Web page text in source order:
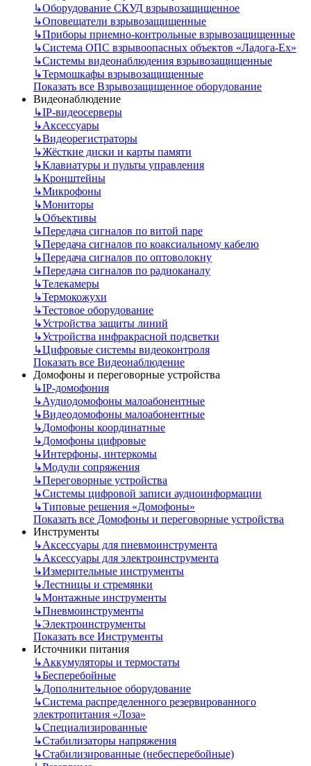
↳Оборудование СКУД взрывозащищенное
↳Оповещатели взрывозащищенные
↳Приборы приемно-контрольные взрывозащищенные
↳Система ОПС взрывоопасных объектов «Ладога-Ex»
↳Системы видеонаблюдения взрывозащищенные
↳Термошкафы взрывозащищенные
Показать все Взрывозащищенное оборудование
Видеонаблюдение
↳IP-видеосерверы
↳Аксессуары
↳Видеорегистраторы
↳Жёсткие диски и карты памяти
↳Клавиатуры и пульты управления
↳Кронштейны
↳Микрофоны
↳Мониторы
↳Объективы
↳Передача сигналов по витой паре
↳Передача сигналов по коаксиальному кабелю
↳Передача сигналов по оптоволокну
↳Передача сигналов по радиоканалу
↳Телекамеры
↳Термокожухи
↳Тестовое оборудование
↳Устройства защиты линий
↳Устройства инфракрасной подсветки
↳Цифровые системы видеоконтроля
Показать все Видеонаблюдение
Домофоны и переговорные устройства
↳IP-домофония
↳Аудиодомофоны малоабонентные
↳Видеодомофоны малоабонентные
↳Домофоны координатные
↳Домофоны цифровые
↳Интерфоны, интеркомы
↳Модули сопряжения
↳Переговорные устройства
↳Системы цифровой записи аудиоинформации
↳Типовые решения «Домофоны»
Показать все Домофоны и переговорные устройства
Инструменты
↳Аксессуары для пневмоинструмента
↳Аксессуары для электроинструмента
↳Измерительные инструменты
↳Лестницы и стремянки
↳Монтажные инструменты
↳Пневмоинструменты
↳Электроинструменты
Показать все Инструменты
Источники питания
↳Аккумуляторы и термостаты
↳Бесперебойные
↳Дополнительное оборудование
↳Система распределенного резервированного
электропитания «Лоза»
↳Специализированные
↳Стабилизаторы напряжения
↳Стабилизированные (небесперебойные)